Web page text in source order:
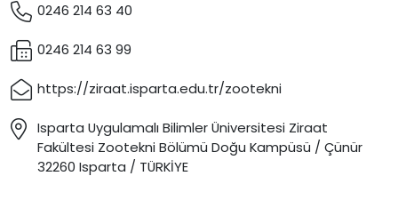
0246 214 63 40
0246 214 63 99
https://ziraat.isparta.edu.tr/zootekni
Isparta Uygulamalı Bilimler Üniversitesi Ziraat
Fakültesi Zootekni Bölümü Doğu Kampüsü / Çünür
32260 Isparta / TÜRKİYE